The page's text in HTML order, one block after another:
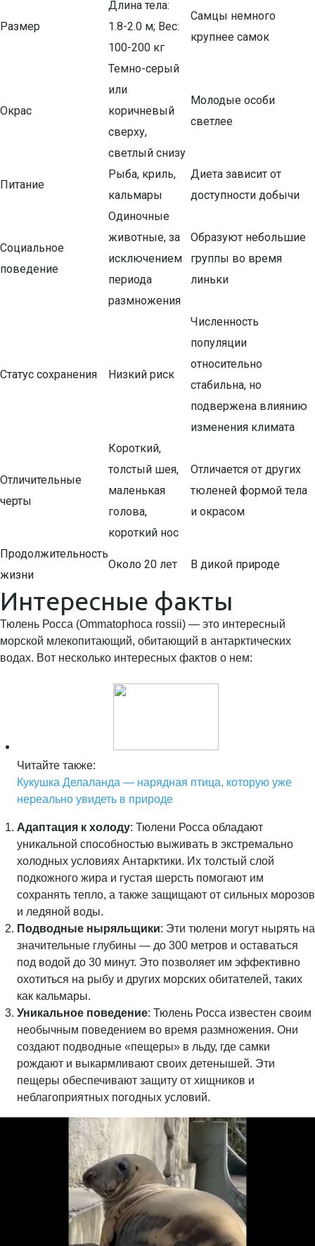
Размер
Длина тела:
1.8-2.0 м; Вес:
100-200 кг
Самцы немного
крупнее самок
Окрас
Темно-серый
или
коричневый
сверху,
светлый снизу
Молодые особи
светлее
Питание
Рыба, криль,
кальмары
Диета зависит от
доступности добычи
Социальное
поведение
Одиночные
животные, за
исключением
периода
размножения
Образуют небольшие
группы во время
линьки
Статус сохранения Низкий риск
Численность
популяции
относительно
стабильна, но
подвержена влиянию
изменения климата
Отличительные
черты
Короткий,
толстый шея,
маленькая
голова,
короткий нос
Отличается от других
тюленей формой тела
и окрасом
Продолжительность
жизни
Около 20 лет В дикой природе
Интересные факты
Тюлень Росса (Ommatophoca rossii) — это интересный
морской млекопитающий, обитающий в антарктических
водах. Вот несколько интересных фактов о нем:
Читайте также:
Кукушка Делаланда — нарядная птица, которую уже
нереально увидеть в природе
Адаптация к холоду: Тюлени Росса обладают
уникальной способностью выживать в экстремально
холодных условиях Антарктики. Их толстый слой
подкожного жира и густая шерсть помогают им
сохранять тепло, а также защищают от сильных морозов
и ледяной воды.
Подводные ныряльщики: Эти тюлени могут нырять на
значительные глубины — до 300 метров и оставаться
под водой до 30 минут. Это позволяет им эффективно
охотиться на рыбу и других морских обитателей, таких
как кальмары.
Уникальное поведение: Тюлень Росса известен своим
необычным поведением во время размножения. Они
создают подводные «пещеры» в льду, где самки
рождают и выкармливают своих детенышей. Эти
пещеры обеспечивают защиту от хищников и
неблагоприятных погодных условий.